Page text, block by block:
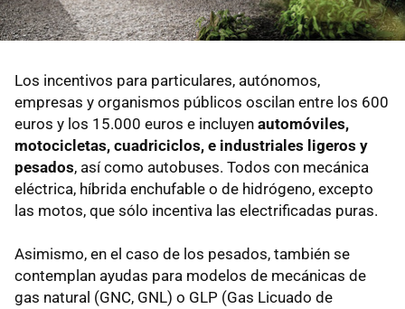
Los incentivos para particulares, autónomos,
empresas y organismos públicos oscilan entre los 600
euros y los 15.000 euros e incluyen automóviles,
motocicletas, cuadriciclos, e industriales ligeros y
pesados, así como autobuses. Todos con mecánica
eléctrica, híbrida enchufable o de hidrógeno, excepto
las motos, que sólo incentiva las electrificadas puras.
Asimismo, en el caso de los pesados, también se
contemplan ayudas para modelos de mecánicas de
gas natural (GNC, GNL) o GLP (Gas Licuado de